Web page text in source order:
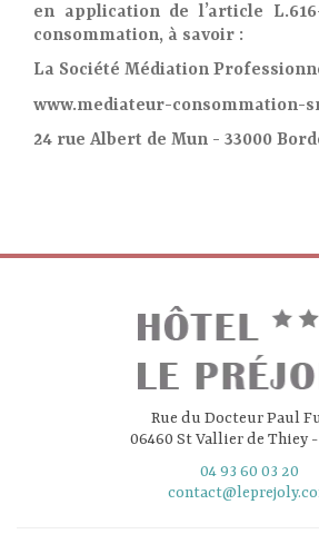
en application de l’article
consommation, à savoir :
La Société Médiation
www.mediateur-consommation-
24 rue Albert de Mun - 33000
Rue du Docteur Paul
06460 St Vallier de Thiey -
04 93 60 03 20